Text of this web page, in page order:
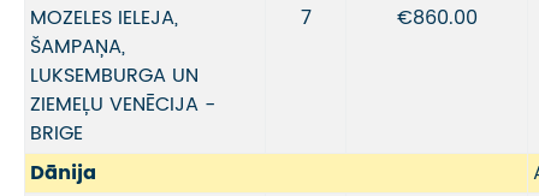
MOZELES IELEJA,
ŠAMPAŅA,
LUKSEMBURGA UN
ZIEMEĻU VENĒCIJA -
BRIGE
7 €860.00
Dānija